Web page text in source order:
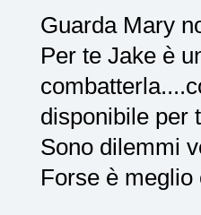
Guarda Mary
Per te Jake è
disponibile per
Sono dilemmi
Forse è